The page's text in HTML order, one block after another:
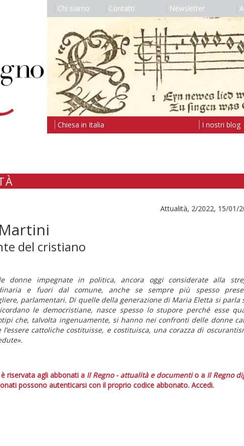
Chi siamo Contatti Newsletter
Chiesa in Italia I nostri blog
Attualità, 2/2022, 15/01/
del cristiano
donne impegnate in politica, ancora oggi considerate alla
e fuori dal comune, anche se sempre più spesso
parlamentari. Di quelle della generazione di Maria Eletta si parla
le democristiane, nasce spesso lo stupore perché esse
che, talvolta ingenuamente, si hanno nei confronti delle donne
cattoliche costituisse, e costituisca, una corazza di
riservata agli abbonati a Il Regno - attualità e documentio a Il Regno
possono autenticarsi con il proprio codice abbonato. Accedi.